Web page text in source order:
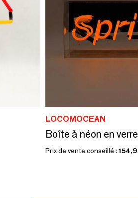
LOCOMOCEAN
Boîte à néon en
Prix de vente conseillé :